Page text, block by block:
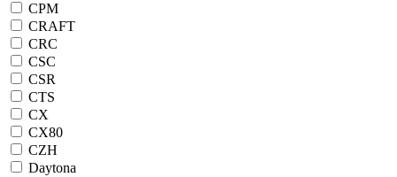
CPM
CRAFT
CRC
CSC
CSR
CTS
CX
CX80
CZH
Daytona